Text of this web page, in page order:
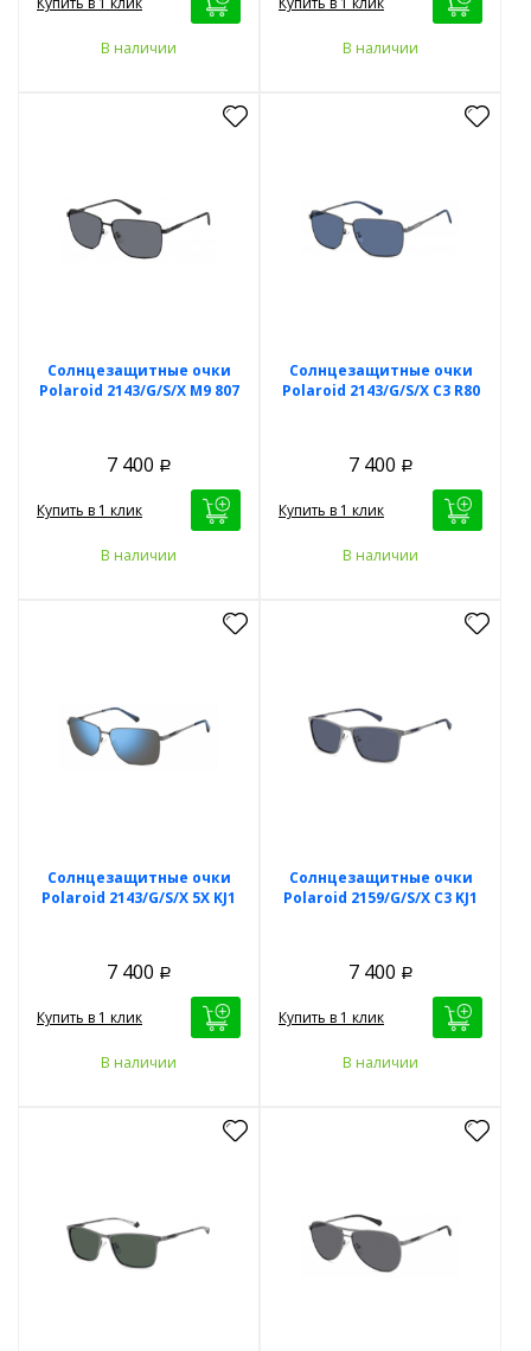
В наличии В наличии
Солнцезащитные очки
Polaroid 2143/G/S/X M9 807
7 400 Р
Купить в 1 клик
В наличии
Солнцезащитные очки
Polaroid 2143/G/S/X C3 R80
7 400 Р
Купить в 1 клик
В наличии
Солнцезащитные очки
Polaroid 2143/G/S/X 5X KJ1
7 400 Р
Купить в 1 клик
В наличии
Солнцезащитные очки
Polaroid 2159/G/S/X C3 KJ1
7 400 Р
Купить в 1 клик
В наличии